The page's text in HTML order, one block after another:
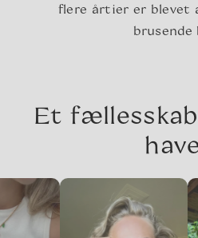
flere årtier er blevet
brusende
Et